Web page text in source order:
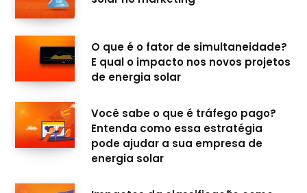
O que é o fator de simultaneidade?
E qual o impacto nos novos projetos
de energia solar
Você sabe o que é tráfego pago?
Entenda como essa estratégia
pode ajudar a sua empresa de
energia solar